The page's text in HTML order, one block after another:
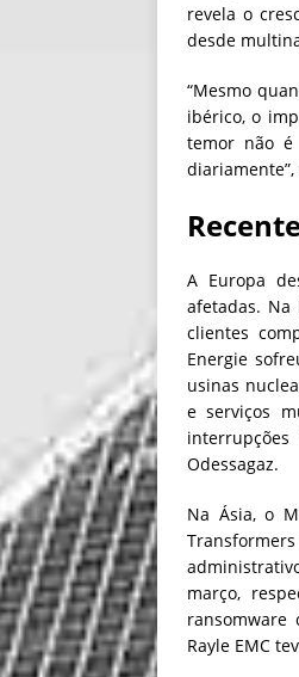
revela o
desde
“Mesmo
ibérico, o
temor não
diariamente”,
A Europa
afetadas.
clientes
Energie
usinas
e serviços
Odessagaz.
Na Ásia, o
março,
ransomware
Rayle EMC